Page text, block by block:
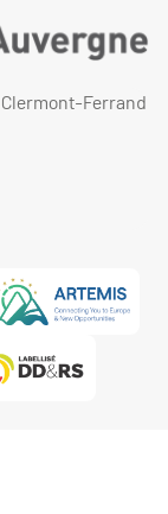
Clermont-Ferrand